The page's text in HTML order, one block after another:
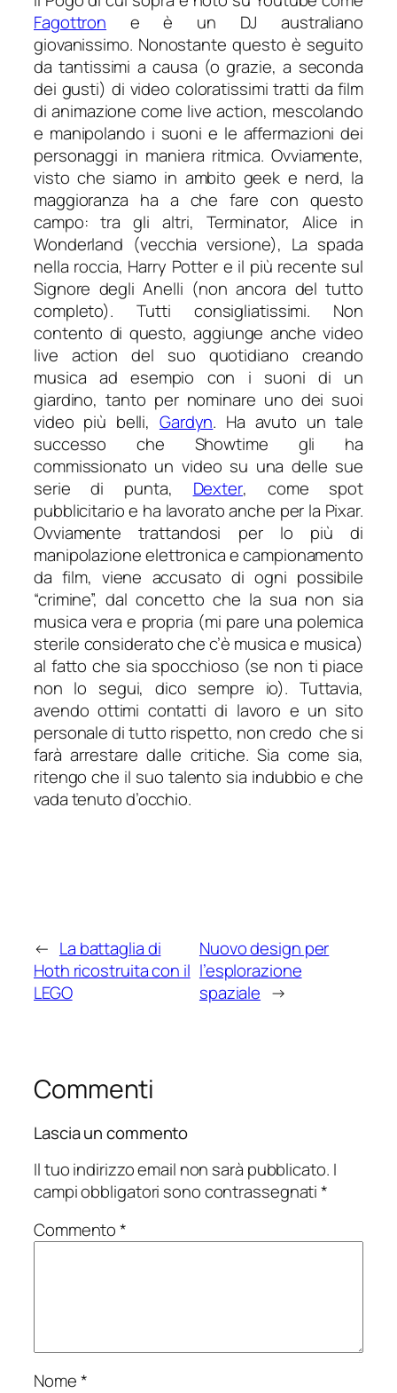
Fagottron e è un DJ australiano
giovanissimo. Nonostante questo è seguito
da tantissimi a causa (o grazie, a seconda
dei gusti) di video coloratissimi tratti da film
di animazione come live action, mescolando
e manipolando i suoni e le affermazioni dei
personaggi in maniera ritmica. Ovviamente,
visto che siamo in ambito geek e nerd, la
maggioranza ha a che fare con questo
campo: tra gli altri, Terminator, Alice in
Wonderland (vecchia versione), La spada
nella roccia, Harry Pottere il più recente sul
Signore degli Anelli (non ancora del tutto
completo). Tutti consigliatissimi. Non
contento di questo, aggiunge anche video
live action del suo quotidiano creando
musica ad esempio con i suoni di un
giardino, tanto per nominare uno dei suoi
video più belli, Gardyn. Ha avuto un tale
successo che Showtime gli ha
commissionato un video su una delle sue
serie di punta, Dexter, come spot
pubblicitario e ha lavorato anche per la Pixar.
Ovviamente trattandosi per lo più di
manipolazione elettronica e campionamento
da film, viene accusato di ogni possibile
“crimine”, dal concetto che la sua non sia
musica vera e propria (mi pare una polemica
sterile considerato che c’è musica e musica)
al fatto che sia spocchioso (se non ti piace
non lo segui, dico sempre io). Tuttavia,
avendo ottimi contatti di lavoro e un sito
personale di tutto rispetto, non credo che si
farà arrestare dalle critiche. Sia come sia,
ritengo che il suo talento sia indubbio e che
vada tenuto d’occhio.
← La battaglia di
Hoth ricostruita con il
LEGO
Nuovo design per
l’esplorazione
spaziale →
Commenti
Lascia un commento
Il tuo indirizzo email non sarà pubblicato. I
campi obbligatori sono contrassegnati*
Commento*
Nome*